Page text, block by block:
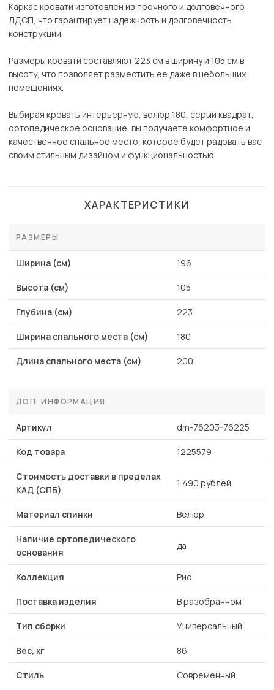
Каркас кровати изготовлен из прочного и долговечного
ЛДСП, что гарантирует надежность и долговечность
конструкции.
Размеры кровати составляют 223 см в ширину и 105 см в
высоту, что позволяет разместить ее даже в небольших
помещениях.
Выбирая кровать интерьерную, велюр 180, серый квадрат,
ортопедическое основание, вы получаете комфортное и
качественное спальное место, которое будет радовать вас
своим стильным дизайном и функциональностью.
ХАРАКТЕРИСТИКИ
РАЗМЕРЫ
Ширина (см) 196
Высота (см) 105
Глубина (см) 223
Ширина спального места (см) 180
Длина спального места (см) 200
ДОП. ИНФОРМАЦИЯ
Артикул dm-76203-76225
Код товара 1225579
Стоимость доставки в пределах
КАД (СПБ)
1 490 рублей
Материал спинки Велюр
Наличие ортопедического
основания
да
Коллекция Рио
Поставка изделия В разобранном
Тип сборки Универсальный
Вес, кг 86
Стиль Современный